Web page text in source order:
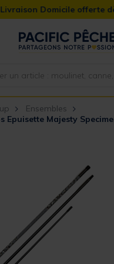
offerte dès 90€
Ensembles
Epuisette Majesty